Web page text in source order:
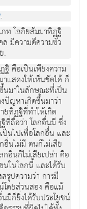
.
ท โลกิยสัมมาทิฏฐิ
มีความดีความชั่ว
.
คือเป็นเพียงความ
แสดงให้เห็นชัดได้ ก็
นมาในลักษณะที่เป็น
ปัญหาเกิดขึ้นมาว่า
ยทิฏฐิที่ทำให้เกิด
ที่ถือว่า โลกอื่นมี ซึ่ง
นไปเพื่อโลกอื่น และ
อื่นไม่มี ตนก็ไม่เสีย
กอื่นก็ไม่เสียเปล่า คือ
ในโลกนี้ และได้รับ
รุปความว่า การมี
โดยส่วนสอง คือแม้
มีก็ยิ่งได้รับประโยชน์